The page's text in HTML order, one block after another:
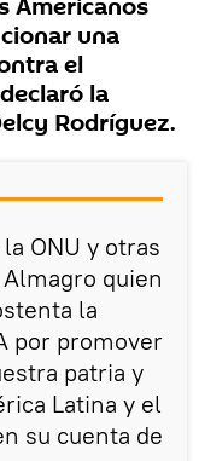
Americanos
una
el
la
Rodríguez.
ONU y otras
quien
la
por promover
patria y
Latina y el
su cuenta de